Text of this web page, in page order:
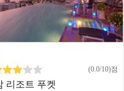
(0.0/10)점
리조트 푸켓